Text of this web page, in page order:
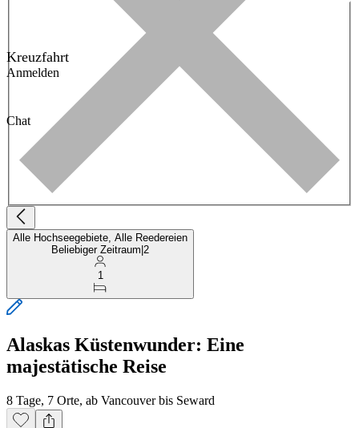
Kreuzfahrt
Anmelden
Chat
Alle Hochseegebiete, Alle Reedereien
Beliebiger Zeitraum 2
1
Alaskas Küstenwunder: Eine
majestätische Reise
8 Tage, 7 Orte, ab Vancouver bis Seward